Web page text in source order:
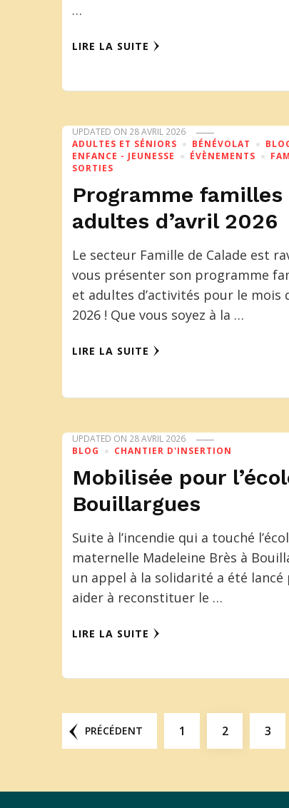
…
LIRE LA SUITE
UPDATED ON 28 AVRIL 2026
ADULTES ET SÉNIORS
BÉNÉVOLAT
ENFANCE - JEUNESSE
ÉVÈNEMENTS
SORTIES
Programme
adultes d’avril 2026
Le secteur Famille de Calade est
vous présenter son programme
et adultes d’activités pour le mois
2026 ! Que vous soyez à la …
LIRE LA SUITE
UPDATED ON 28 AVRIL 2026
BLOG
CHANTIER D'INSERTION
Mobilisée pour
Bouillargues
Suite à l’incendie qui a touché
maternelle Madeleine Brès à
un appel à la solidarité a été lancé
aider à reconstituer le …
LIRE LA SUITE
PRÉCÉDENT 1 2 3